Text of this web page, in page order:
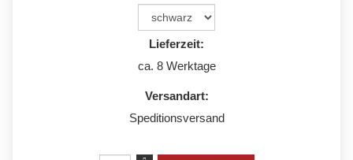
Lieferzeit:
ca. 8 Werktage
Versandart:
Speditionsversand